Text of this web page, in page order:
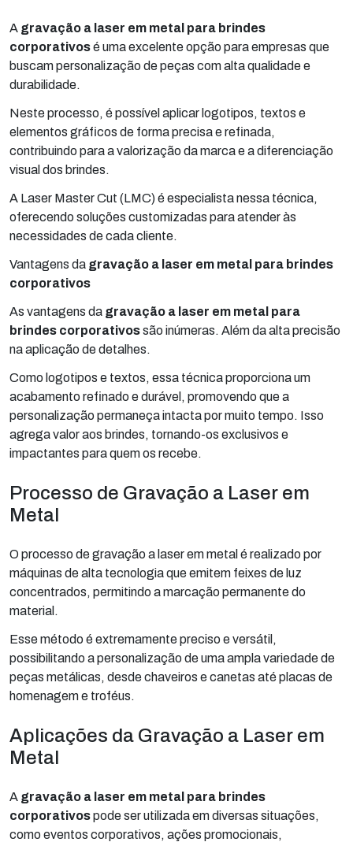
A gravação a laser em metal para brindes
corporativosé uma excelente opção para empresas que
buscam personalização de peças com alta qualidade e
durabilidade.
Neste processo, é possível aplicar logotipos, textos e
elementos gráficos de forma precisa e refinada,
contribuindo para a valorização da marca e a diferenciação
visual dos brindes.
A Laser Master Cut (LMC) é especialista nessa técnica,
oferecendo soluções customizadas para atender às
necessidades de cada cliente.
Vantagens da gravação a laser em metal para brindes
corporativos
As vantagens da gravação a laser em metal para
brindes corporativossão inúmeras. Além da alta precisão
na aplicação de detalhes.
Como logotipos e textos, essa técnica proporciona um
acabamento refinado e durável, promovendo que a
personalização permaneça intacta por muito tempo. Isso
agrega valor aos brindes, tornando-os exclusivos e
impactantes para quem os recebe.
Processo de Gravação a Laser em
Metal
O processo de gravação a laser em metal é realizado por
máquinas de alta tecnologia que emitem feixes de luz
concentrados, permitindo a marcação permanente do
material.
Esse método é extremamente preciso e versátil,
possibilitando a personalização de uma ampla variedade de
peças metálicas, desde chaveiros e canetas até placas de
homenagem e troféus.
Aplicações da Gravação a Laser em
Metal
A gravação a laser em metal para brindes
corporativospode ser utilizada em diversas situações,
como eventos corporativos, ações promocionais,